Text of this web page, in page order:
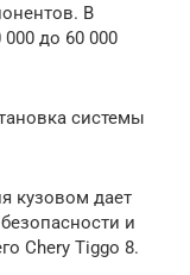
В
до 60 000
системы
кузовом дает
и
Chery Tiggo 8.